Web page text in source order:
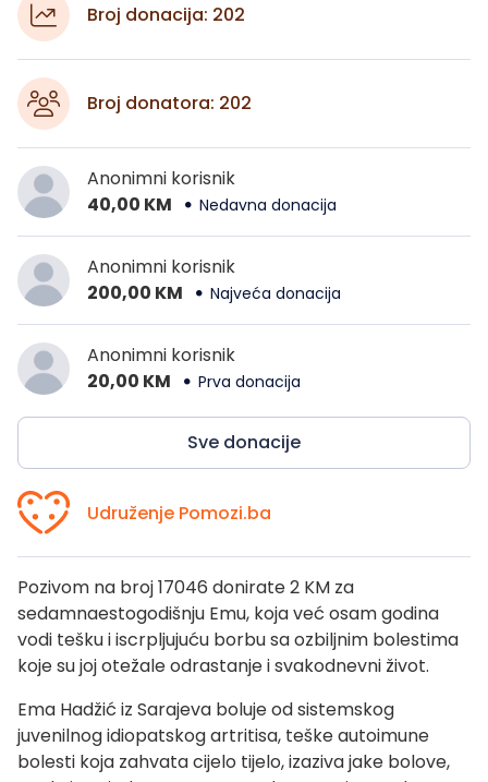
Broj donacija: 202
Broj donatora: 202
Anonimni korisnik
40,00 KM
Nedavna donacija
Anonimni korisnik
200,00 KM
Najveća donacija
Anonimni korisnik
20,00 KM
Prva donacija
Sve donacije
Udruženje Pomozi.ba
Pozivom na broj 17046 donirate 2 KM za
sedamnaestogodišnju Emu, koja već osam godina
vodi tešku i iscrpljujuću borbu sa ozbiljnim bolestima
koje su joj otežale odrastanje i svakodnevni život.
Ema Hadžić iz Sarajeva boluje od sistemskog
juvenilnog idiopatskog artritisa, teške autoimune
bolesti koja zahvata cijelo tijelo, izaziva jake bolove,